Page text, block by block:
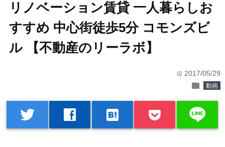
リノベーション賃貸 一人暮らしお
すすめ 中心街徒歩5分 コモンズビ
ル 【不動産のリーラボ】
time 2017/05/29
folder 動画
twitter facebook hatenabookmark line